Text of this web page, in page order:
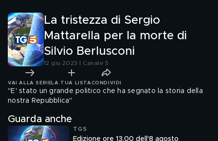
La tristezza di Sergio
Mattarella per la morte di
Silvio Berlusconi
12 giu 2023 | Canale 5
VAI ALLA SERIE LA TUA LISTA CONDIVIDI
"E' stato un grande politico che ha segnato la storia della
nostra Repubblica"
Guarda anche
TG5
Edizione ore 13.00 dell'8 agosto